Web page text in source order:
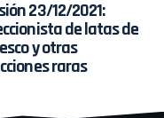
23/12/2021:
de latas de
y otras
raras